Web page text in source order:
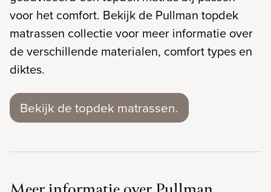
voor het comfort. Bekijk de Pullman topdek
matrassen collectie voor meer informatie over
de verschillende materialen, comfort types en
diktes.
Bekijk de topdek matrassen.